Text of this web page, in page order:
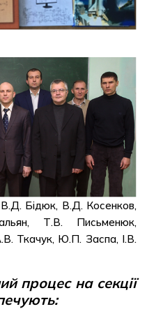
В.Д. Бідюк, В.Д. Косенков,
Т.В. Письменюк,
Ткачук, Ю.П. Заспа, І.В.
процес на секції